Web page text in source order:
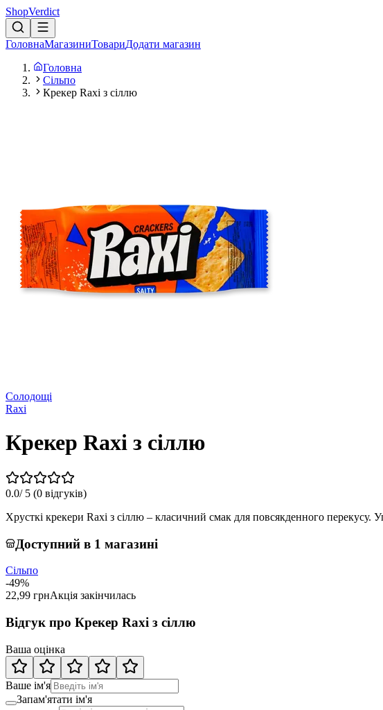
ShopVerdict
ГоловнаМагазиниТовариДодати магазин
Головна
Сільпо
Крекер Raxi з сіллю
Солодощі
Raxi
Крекер Raxi з сіллю
0.0/ 5 (0 відгуків)
Хрусткі крекери Raxi з сіллю – класичний смак для повсякденного перекусу.
Доступний в 1 магазині
Сільпо
-49%
22,99 грнАкція закінчилась
Відгук про Крекер Raxi з сіллю
Ваша оцінка
Ваше ім'я
Запам'ятати ім'я